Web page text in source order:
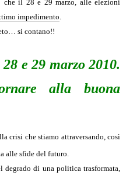
che il 28 e 29 marzo, alle elezioni
impedimento.
si contano!!
e 29 marzo 2010.
alla buona
crisi che stiamo attraversando, così
alle sfide del futuro.
degrado di una politica trasformata,